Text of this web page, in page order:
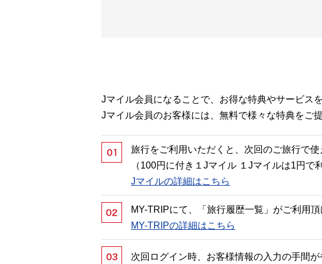
Jマイル会員になることで、お得な特典やサービス
Jマイル会員のお客様には、無料で様々な特典をご
旅行をご利用いただくと、次回のご旅行で
（100円に付き１Jマイル １Jマイルは1円で
Jマイルの詳細はこちら
MY-TRIPにて、「旅行履歴一覧」がご利用頂
MY-TRIPの詳細はこちら
次回ログイン時、お客様情報の入力の手間が